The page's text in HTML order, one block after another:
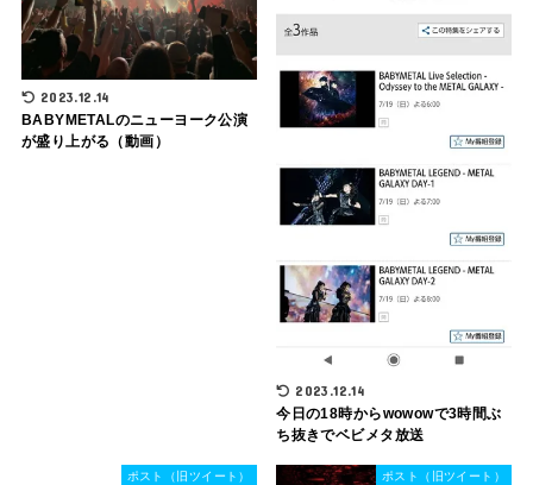
2023.12.14
BABYMETALのニューヨーク公演
が盛り上がる（動画）
2023.12.14
今日の18時からwowowで3時間ぶ
ち抜きでベビメタ放送
ポスト（旧ツイート） ポスト（旧ツイート）